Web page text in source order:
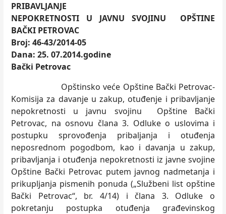
PRIBAVLJANJE
NEPOKRETNOSTI U JAVNU SVOJINU OPŠTINE
BAČKI PETROVAC
Broj: 46-43/2014-05
Dana: 25. 07.2014.godine
Bački Petrovac
Opštinsko veće Opštine Bački Petrovac-
Komisija za davanje u zakup, otuđenje i pribavljanje
nepokretnosti u javnu svojinu Opštine Bački
Petrovac, na osnovu člana 3. Odluke o uslovima i
postupku sprovođenja pribaljanja i otuđenja
neposrednom pogodbom, kao i davanja u zakup,
pribavljanja i otuđenja nepokretnosti iz javne svojine
Opštine Bački Petrovac putem javnog nadmetanja i
prikupljanja pismenih ponuda („Službeni list opštine
Bački Petrovac“, br. 4/14) i člana 3. Odluke o
pokretanju postupka otuđenja građevinskog